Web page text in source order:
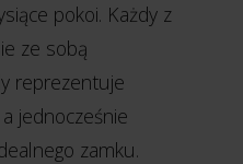
pokoi. Każdy z
ze sobą
reprezentuje
jednocześnie
zamku.